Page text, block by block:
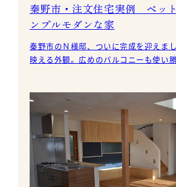
秦野市・注文住宅実例 ペッ
ンプルモダンな家
秦野市のＮ様邸、ついに完成を迎えました。 漆喰
映える外観。広めのバルコニーも使い